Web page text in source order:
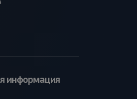
информация